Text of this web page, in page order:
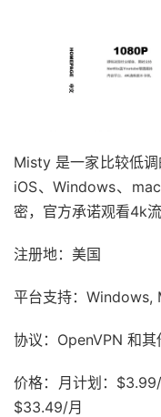
Misty 是一家比较低调
iOS、Windows、
密，官方承诺观看4k流
注册地：美国
平台支持：Windows,
协议：OpenVPN 和其
价格：月计划：
$33.49/月